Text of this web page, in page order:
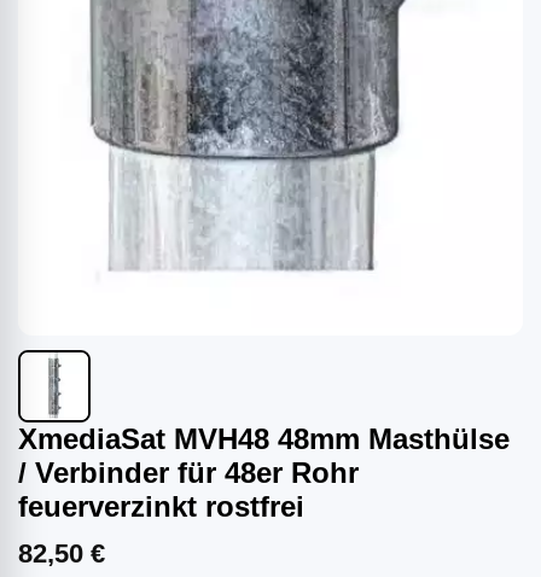
XmediaSat MVH48 48mm Masthülse
/ Verbinder für 48er Rohr
feuerverzinkt rostfrei
82,50 €